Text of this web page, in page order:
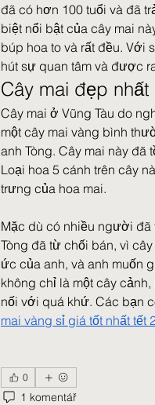
đã có hơn 100 tuổi và đã
biệt nổi bật của cây mai
búp hoa to và rất đều. Với
hút sự quan tâm và được
Cây mai đẹp
Cây mai ở Vũng Tàu do
một cây mai vàng bình
anh Tòng. Cây mai này đã
Loại hoa 5 cánh trên cây
trưng của hoa mai.
Mặc dù có nhiều người đã
Tòng đã từ chối bán, vì
ức của anh, và anh muốn
không chỉ là một cây
nối với quá khứ. Các bạn
mai vàng sỉ giá tốt nhất tết
0
1 komentář